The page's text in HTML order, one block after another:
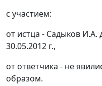
с участием:
от истца - Садыков И.А.
30.05.2012 г.,
от ответчика - не
образом.